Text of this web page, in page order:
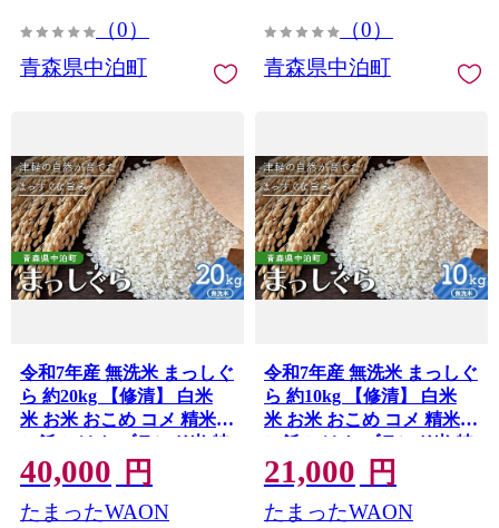
（0）
青森県中泊町
（0）
青森県中泊町
令和7年産 無洗米 まっしぐ
ら 約20kg 【修清】 白米
米 お米 おこめ コメ 精米
ご飯 ごはん ブランド米 特
A コスパ 青森県 中泊町 お
すすめ F6N-355
40,000 円
たまったWAON
令和7年産 無洗米 まっしぐ
ら 約10kg 【修清】 白米
米 お米 おこめ コメ 精米
ご飯 ごはん ブランド米 特
A コスパ 青森県 中泊町 お
すすめ F6N-354
21,000 円
たまったWAON